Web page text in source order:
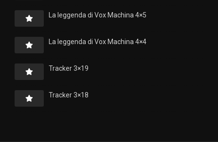
La leggenda di Vox Machina 4×5
La leggenda di Vox Machina 4×4
Tracker 3×19
Tracker 3×18